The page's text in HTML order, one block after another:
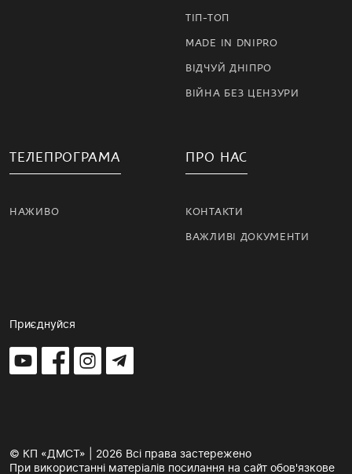
ТІП-ТОП
MADE IN DNIPRO
ВІДЧУЙ ДНІПРО
ВІЙНА БЕЗ ЦЕНЗУРИ
ТЕЛЕПРОГРАМА
НАЖИВО
ПРО НАС
КОНТАКТИ
ВАЖЛИВІ ДОКУМЕНТИ
Приєднуйся
© КП «ДМСТ» | 2026 Всі права застережено
При використанні матеріалів посилання на сайт обов'язкове